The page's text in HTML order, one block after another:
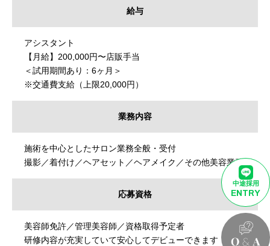
給与
アシスタント
【月給】200,000円〜店販手当
＜試用期間あり：6ヶ月＞
※交通費支給（上限20,000円）
業務内容
施術を中心としたサロン業務全般・受付
撮影／着付け／ヘアセット／ヘアメイク／その他美容業務
応募資格
美容師免許／管理美容師／資格取得予定者
研修内容が充実していて安心してデビューできます！
中途採用
ENTRY